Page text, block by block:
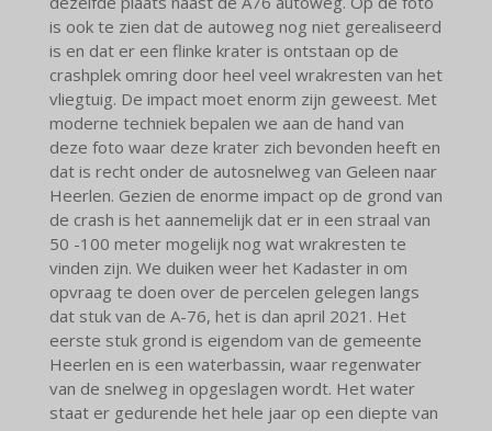
is ook te zien dat de autoweg nog niet gerealiseerd
is en dat er een flinke krater is ontstaan op de
crashplek omring door heel veel wrakresten van het
vliegtuig. De impact moet enorm zijn geweest. Met
moderne techniek bepalen we aan de hand van
deze foto waar deze krater zich bevonden heeft en
dat is recht onder de autosnelweg van Geleen naar
Heerlen. Gezien de enorme impact op de grond van
de crash is het aannemelijk dat er in een straal van
50 -100 meter mogelijk nog wat wrakresten te
vinden zijn. We duiken weer het Kadaster in om
opvraag te doen over de percelen gelegen langs
dat stuk van de A-76, het is dan april 2021. Het
eerste stuk grond is eigendom van de gemeente
Heerlen en is een waterbassin, waar regenwater
van de snelweg in opgeslagen wordt. Het water
staat er gedurende het hele jaar op een diepte van